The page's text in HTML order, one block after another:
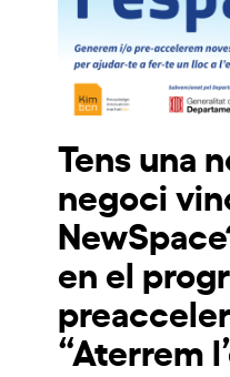
Tens una
negoci
en el
“Aterrem